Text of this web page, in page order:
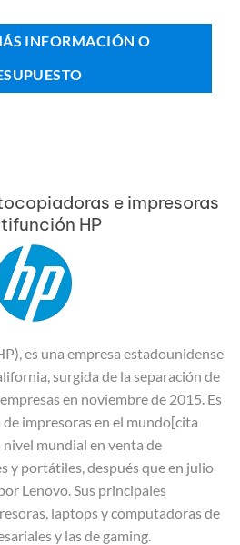
INFORMACIÓN O
e impresoras
HP
es una empresa estadounidense
surgida de la separación de
en noviembre de 2015. Es
impresoras en el mundo[cita
mundial en venta de
y portátiles, después que en julio
Lenovo. Sus principales
laptops y computadoras de
y las de gaming.